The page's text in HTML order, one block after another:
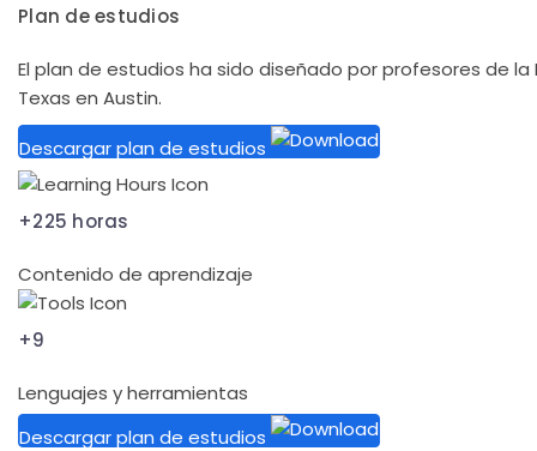
Plan de estudios
El plan de estudios ha sido diseñado por profesores de
Texas en Austin.
Descargar plan de estudios
+225 horas
Contenido de aprendizaje
+9
Lenguajes y herramientas
Descargar plan de estudios